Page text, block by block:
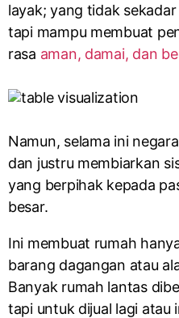
layak; yang tidak
tapi mampu membuat
rasa aman, damai, dan
Namun, selama ini
dan justru membiarkan
yang berpihak kepada
besar.
Ini membuat rumah
barang dagangan atau
Banyak rumah lantas
tapi untuk dijual lagi atau